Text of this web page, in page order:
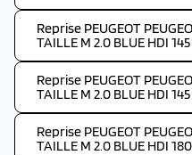
Reprise PEUGEOT
TAILLE M 2.0 BLUE HDI
Reprise PEUGEOT
TAILLE M 2.0 BLUE HDI
Reprise PEUGEOT
TAILLE M 2.0 BLUE HDI